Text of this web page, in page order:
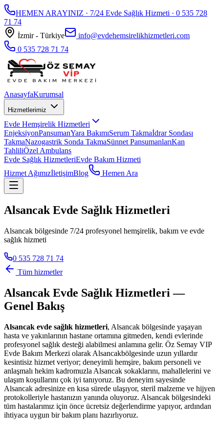
HEMEN ARAYINIZ · 7/24 Evde Sağlık Hizmeti · 0 535 728
71 74
İzmir - Türkiye
info@evdehemsirelikhizmetleri.com
0 535 728 71 74
AnasayfaKurumsal
Hizmetlerimiz
Evde Hemşirelik Hizmetleri
EnjeksiyonPansumanYara BakımıSerum Takmaİdrar Sondası
TakmaNazogastrik Sonda TakmaSünnet PansumanlarıKan
TahliliÖzel Ambulans
Evde Sağlık HizmetleriEvde Bakım Hizmeti
Hizmet AğımızİletişimBlog Hemen Ara
Alsancak Evde Sağlık Hizmetleri
Alsancak bölgesinde 7/24 profesyonel hemşirelik, bakım ve evde
sağlık hizmeti
0 535 728 71 74
Tüm hizmetler
Alsancak Evde Sağlık Hizmetleri —
Genel Bakış
Alsancak evde sağlık hizmetleri, Alsancak bölgesinde yaşayan
hasta ve yakınlarının hastane ortamına gitmeden, kendi evlerinde
profesyonel sağlık desteği alabilmesi anlamına gelir. Öz Semay VIP
Evde Bakım Merkezi olarak Alsancakbölgesinde uzun yıllardır
kesintisiz hizmet veriyor; deneyimli hemşire, bakım personeli ve
anlaşmalı hekim kadromuzla Alsancak sokaklarını, mahallelerini ve
ulaşım koşullarını çok iyi tanıyoruz. Bu deneyim sayesinde
Alsancak adresinize en kısa sürede ulaşıyor, steril malzeme ve hijyen
protokolleriyle hastanızın yanında oluyoruz. Alsancak bölgesindeki
tüm hastalarımız için önce ücretsiz değerlendirme yapıyor, ardından
ihtiyaca uygun bir bakım planı hazırlıyoruz.